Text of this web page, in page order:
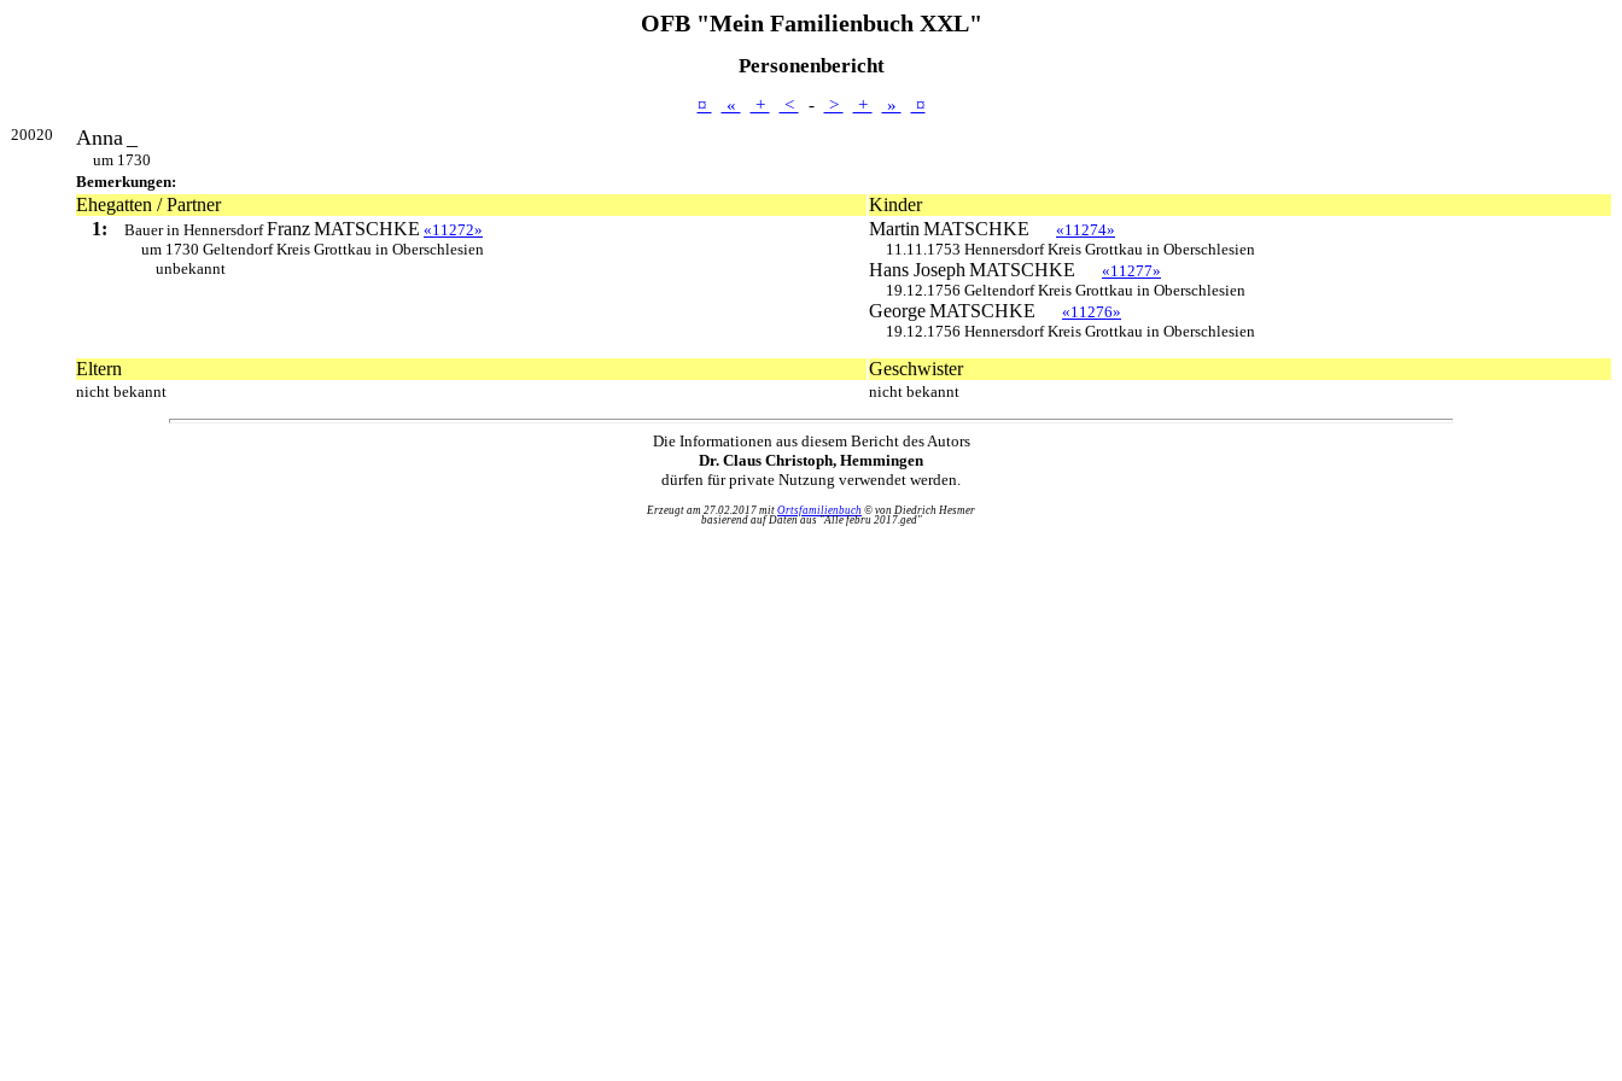
OFB "Mein Familienbuch XXL"
Personenbericht
¤ « + < - > + » ¤
20020 Anna
um 1730
Bemerkungen:
Ehegatten / Partner
Kinder
1:
Bauer in HennersdorfFranzMATSCHKE «11272»
um 1730 Geltendorf Kreis Grottkau in Oberschlesien
unbekannt
Martin MATSCHKE
«11274»
11.11.1753 Hennersdorf Kreis Grottkau in Oberschlesien
Hans Joseph MATSCHKE
«11277»
19.12.1756 Geltendorf Kreis Grottkau in Oberschlesien
GeorgeMATSCHKE
«11276»
19.12.1756 Hennersdorf Kreis Grottkau in Oberschlesien
Eltern Geschwister
nicht bekannt nicht bekannt
Die Informationen aus diesem Bericht des Autors
Dr. Claus Christoph, Hemmingen
dürfen für private Nutzung verwendet werden.
Erzeugt am 27.02.2017 mit Ortsfamilienbuch © von Diedrich Hesmer
basierend auf Daten aus "Alle febru 2017.ged"